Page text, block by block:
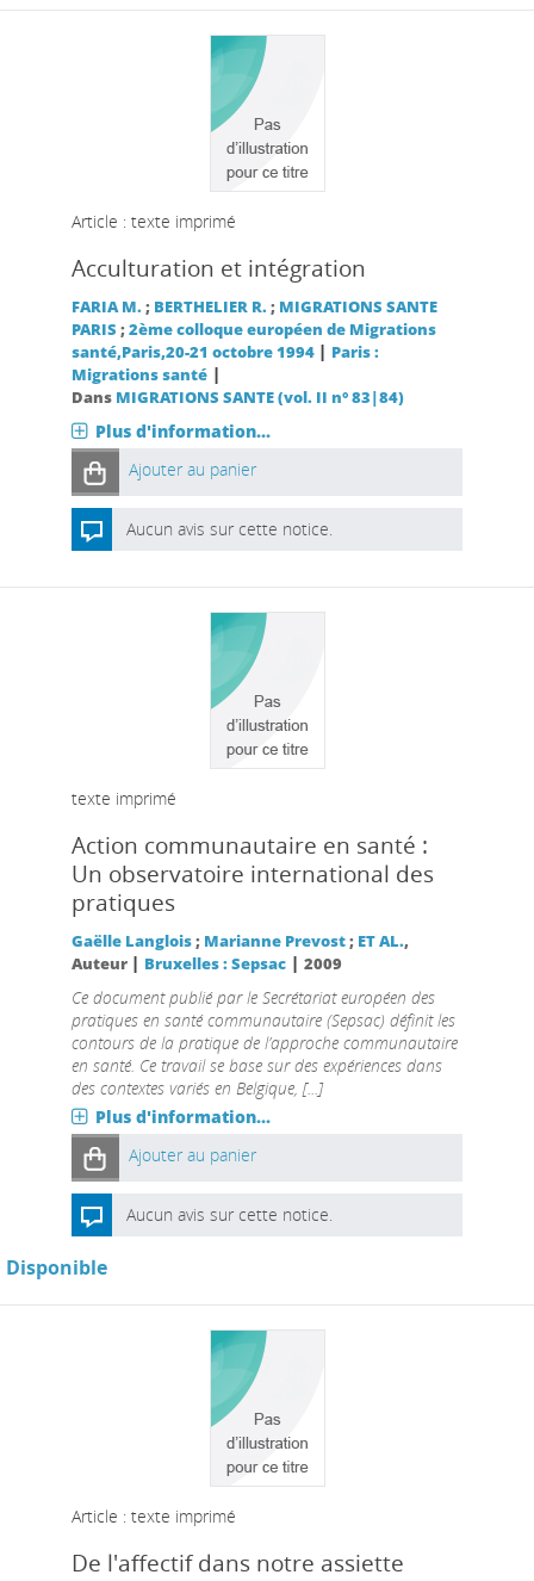
Article : texte imprimé
Acculturation et intégration
FARIA M.; BERTHELIER R.; MIGRATIONS SANTE
PARIS ;2ème colloque européen de Migrations
santé,Paris,20-21 octobre 1994 | Paris :
Migrations santé|
Dans MIGRATIONS SANTE (vol. II n° 83|84)
Plus d'information...
Ajouter au panier
Aucun avis sur cette notice.
texte imprimé
Action communautaire en santé :
Un observatoire international des
pratiques
Gaëlle Langlois; Marianne Prevost; ET AL.,
Auteur | Bruxelles : Sepsac| 2009
Ce document publié par le Secrétariat européen des
pratiques en santé communautaire (Sepsac) définit les
contours de la pratique de l’approche communautaire
en santé. Ce travail se base sur des expériences dans
des contextes variés en Belgique, [...]
Plus d'information...
Ajouter au panier
Aucun avis sur cette notice.
Disponible
Article : texte imprimé
De l'affectif dans notre assiette